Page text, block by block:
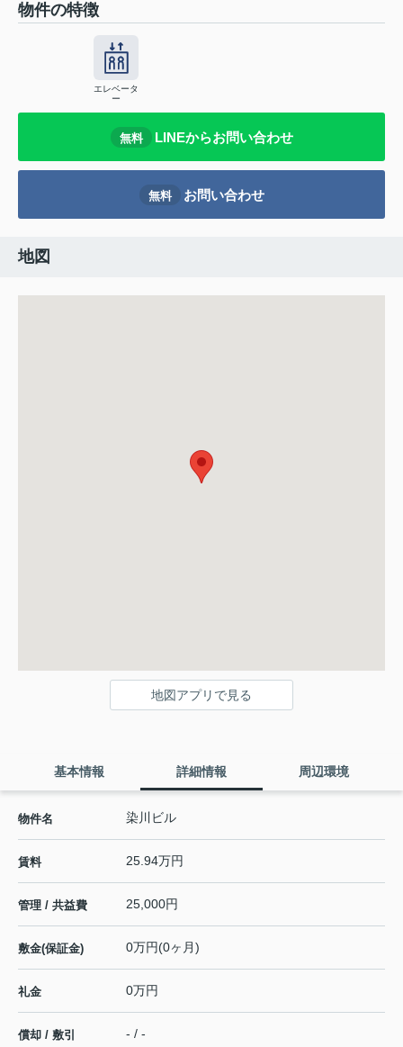
物件の特徴
エレベータ
ー
無料 LINEからお問い合わせ
無料 お問い合わせ
地図
地図アプリで見る
基本情報 詳細情報 周辺環境
物件名 染川ビル
賃料 25.94万円
管理 / 共益費 25,000円
敷金(保証金) 0万円(0ヶ月)
礼金 0万円
償却 / 敷引 - / -